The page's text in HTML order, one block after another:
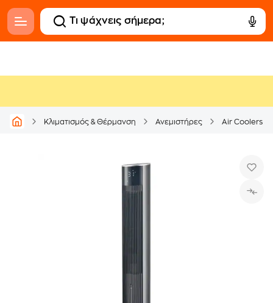
Κλιματισμός & Θέρμανση Ανεμιστήρες Air Coolers